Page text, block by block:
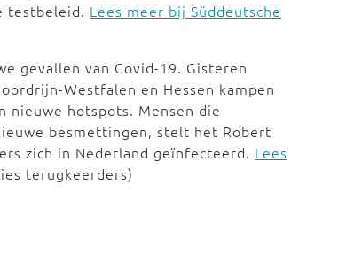
testbeleid. Lees meer bij Süddeutsche
gevallen van Covid-19. Gisteren
Westfalen en Hessen kampen
nieuwe hotspots. Mensen die
besmettingen, stelt het Robert
zich in Nederland geïnfecteerd. Lees
terugkeerders)